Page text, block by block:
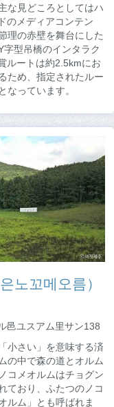
な見どころとしてはハ
のメディアコンテン
理の赤壁を舞台にした
字型吊橋のインタラク
ルートは約2.5kmにお
ため、指定されたルー
なっています。
노꼬메오름）
邑ユスアム里サン138
小さい」を意味する済
の中で森の道とオルム
コメオルムはチョグン
ており、ふたつのノコ
ルム」とも呼ばれま